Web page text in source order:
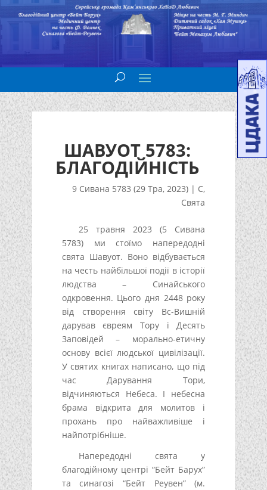
ШАВУОТ 5783:
БЛАГОДІЙНІСТЬ
9 Сивана 5783 (29 Тра, 2023) | С,
Свята
25 травня 2023 (5 Сивана
5783) ми стоїмо напередодні
свята Шавуот. Воно відбувається
на честь найбільшої події в історії
людства – Синайського
одкровення. Цього дня 2448 року
від створення світу Вс-Вишній
дарував євреям Тору і Десять
Заповідей – морально-етичну
основу всієї людської цивілізації.
У святих книгах написано, що під
час Дарування Тори,
відчиняються Небеса. І небесна
брама відкрита для молитов і
прохань про найважливіше і
найпотрібніше.
Напередодні свята у
благодійному центрі “Бейт Барух”
та синагозі “Бейт Реувен” (м.